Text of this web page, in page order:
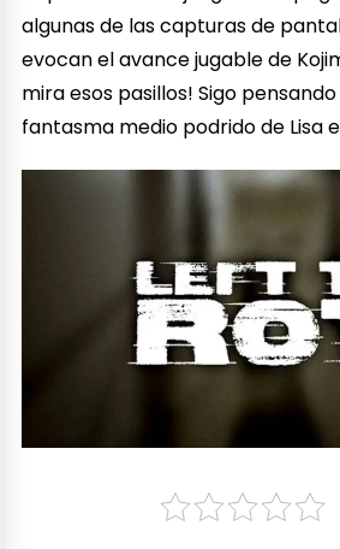
algunas de las capturas de
evocan el avance jugable de
mira esos pasillos! Sigo
fantasma medio podrido de Lisa